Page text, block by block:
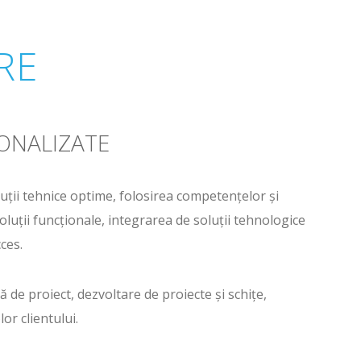
tehnice optime, folosirea competențelor și
funcționale, integrarea de soluții tehnologice
proiect, dezvoltare de proiecte și schițe,
clientului.